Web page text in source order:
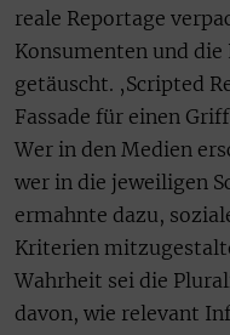
reale Reportage
Konsumenten und
getäuscht. ‚Scripted
Fassade für einen
Wer in den Medien
wer in die jeweiligen
ermahnte dazu,
Kriterien
Wahrheit sei die
davon, wie relevant